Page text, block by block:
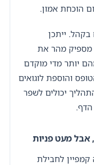
הוכחת אמון.
ייתכן
מספיק מהר את
יותר מדי מוקדם
והוספת לוגואים
יכולים לשפר
קמפיין לחבילת